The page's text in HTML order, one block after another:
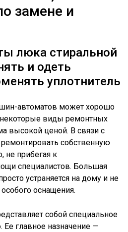
замене и
люка стиральной
и одеть
уплотнитель
автоматов может хорошо
виды ремонтных
высокой ценой. В связи с
собственную
не прибегая к
специалистов. Большая
устраняется на дому и не
оснащения.
собой специальное
Ее главное назначение —